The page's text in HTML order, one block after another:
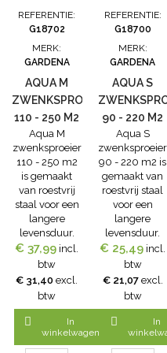
REFERENTIE:
G18702
MERK:
GARDENA
AQUA M
ZWENKSPROEIER
110 - 250 M2
Aqua M
zwenksproeier
110 - 250 m2
is gemaakt
van roestvrij
staal voor een
langere
levensduur.
Uw tuin
gelijkmatig
besproeien
met deze
Aqua
zwenksproeier
van Gardena
voor een
€ 37,99 incl.
btw
€ 31,40 excl.
btw

In
winkelwagen
REFERENTIE:
G18700
MERK:
GARDENA
AQUA S
90 - 220 M2
Aqua S
zwenksproeier
90 - 220 m2 is
gemaakt van
roestvrij staal
voor een
langere
levensduur.
Uw tuin
gelijkmatig
besproeien
met deze
Aqua
zwenksproeier
van Gardena
voor een
€ 25,49 incl.
btw
€ 21,07 excl.
btw

In